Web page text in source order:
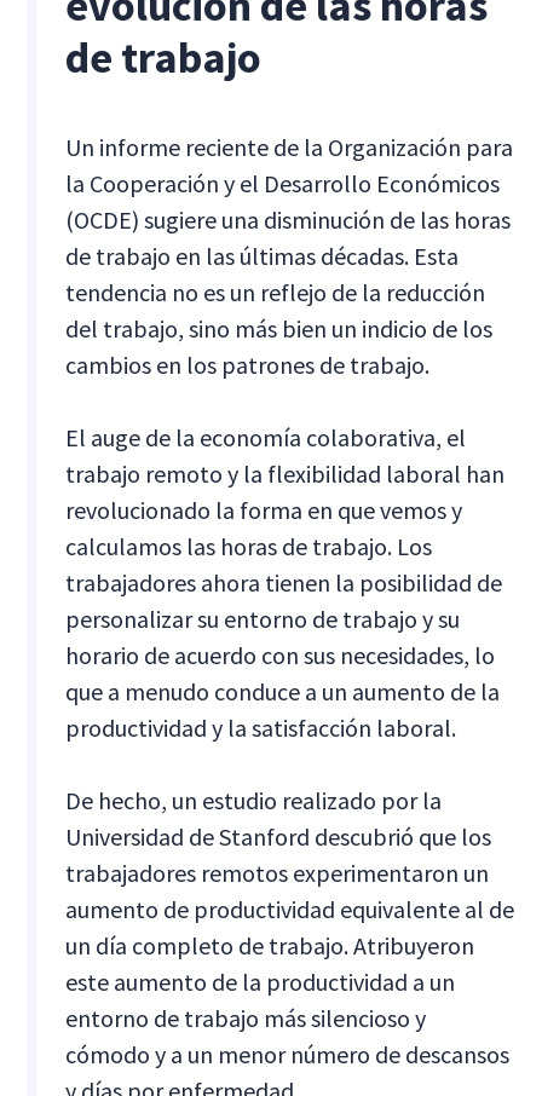
de trabajo
Un informe reciente de la Organización para
la Cooperación y el Desarrollo Económicos
(OCDE) sugiere una disminución de las horas
de trabajo en las últimas décadas. Esta
tendencia no es un reflejo de la reducción
del trabajo, sino más bien un indicio de los
cambios en los patrones de trabajo.
El auge de la economía colaborativa, el
trabajo remoto y la flexibilidad laboral han
revolucionado la forma en que vemos y
calculamos las horas de trabajo. Los
trabajadores ahora tienen la posibilidad de
personalizar su entorno de trabajo y su
horario de acuerdo con sus necesidades, lo
que a menudo conduce a un aumento de la
productividad y la satisfacción laboral.
De hecho, un estudio realizado por la
Universidad de Stanford descubrió que los
trabajadores remotos experimentaron un
aumento de productividad equivalente al de
un día completo de trabajo. Atribuyeron
este aumento de la productividad a un
entorno de trabajo más silencioso y
cómodo y a un menor número de descansos